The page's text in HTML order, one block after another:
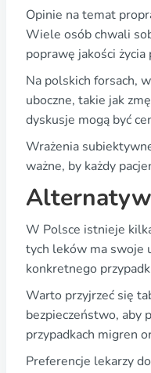
Opinie na temat
Wiele osób chwali
poprawę jakości życia
Na polskich forsach,
uboczne, takie jak
dyskusje mogą być
Wrażenia
ważne, by każdy
W Polsce istnieje
tych leków ma swoje
konkretnego
Warto przyjrzeć się
bezpieczeństwo, aby
przypadkach migren
Preferencje lekarzy